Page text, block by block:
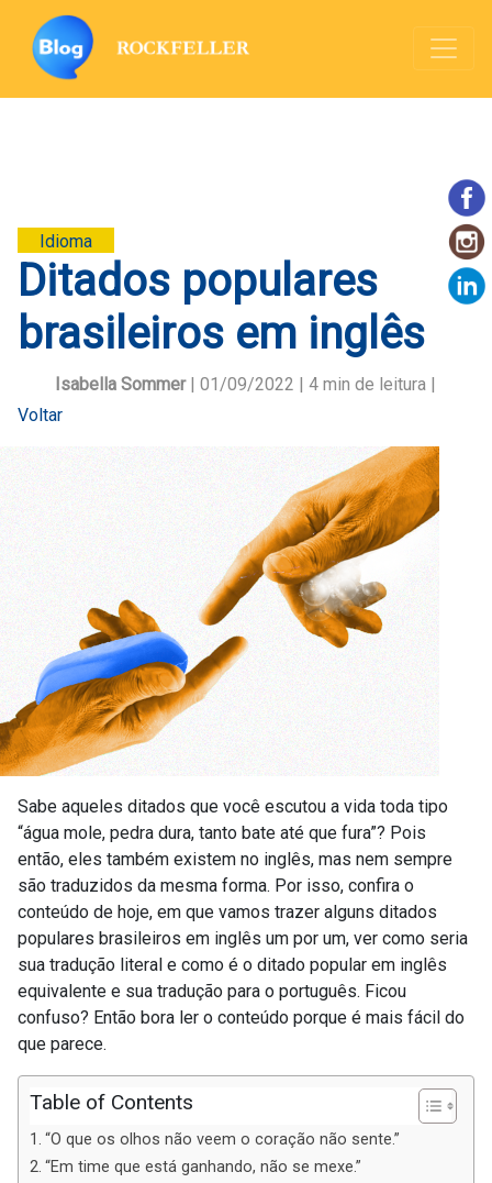
Idioma
Ditados populares
brasileiros em inglês
Isabella Sommer| 01/09/2022 | 4 min de leitura |
Voltar
Sabe aqueles ditados que você escutou a vida toda tipo
“água mole, pedra dura, tanto bate até que fura”? Pois
então, eles também existem no inglês, mas nem sempre
são traduzidos da mesma forma. Por isso, confira o
conteúdo de hoje, em que vamos trazer alguns ditados
populares brasileiros em inglês um por um, ver como seria
sua tradução literal e como é o ditado popular em inglês
equivalente e sua tradução para o português. Ficou
confuso? Então bora ler o conteúdo porque é mais fácil do
que parece.
Table of Contents
“O que os olhos não veem o coração não sente.”
“Em time que está ganhando, não se mexe.”